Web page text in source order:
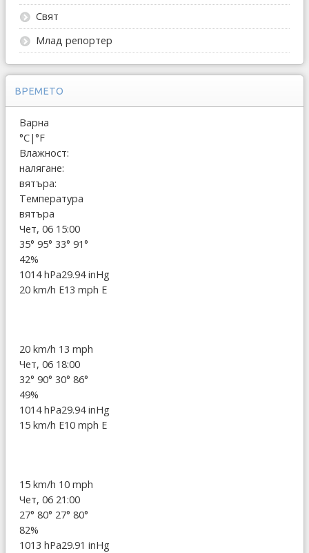
Свят
Млад репортер
ВРЕМЕТО
Варна
°C|°F
Влажност:
налягане:
вятъра:
Температура
вятъра
Чет, 06 15:00
35° 95° 33° 91°
42%
1014 hPa29.94 inHg
20 km/h E13 mph E
20 km/h 13 mph
Чет, 06 18:00
32° 90° 30° 86°
49%
1014 hPa29.94 inHg
15 km/h E10 mph E
15 km/h 10 mph
Чет, 06 21:00
27° 80° 27° 80°
82%
1013 hPa29.91 inHg